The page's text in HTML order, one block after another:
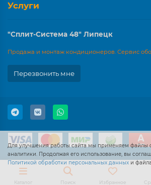
Для улучшения работы сайта мы применяем файлы
аналитики. Продолжая его использование, вы
Политикой обработки персональных данных и
Услуги
"Сплит-Система 48" Липецк
Продажа и монтаж кондиционеров. Сервис
Перезвонить мне
Каталог Поиск Избранное